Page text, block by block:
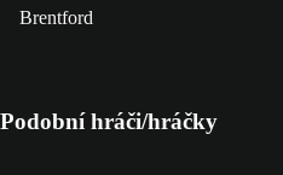
Brentford
Podobní hráči/hráčky